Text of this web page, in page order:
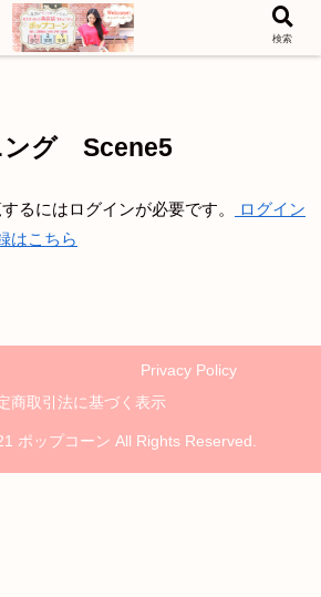
ング Scene5
るにはログインが必要です。
ログイン
はこちら
Privacy Policy
商取引法に基づく表示
ポップコーン All Rights Reserved.
検索